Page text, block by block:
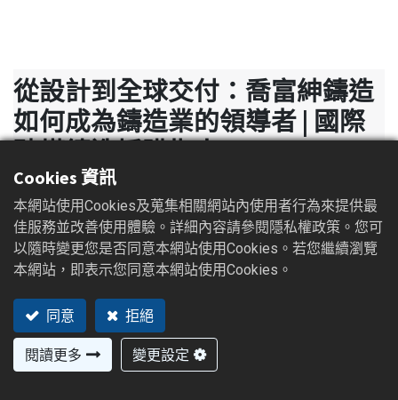
從設計到全球交付：喬富紳鑄造
如何成為鑄造業的領導者 | 國際
在全球製造業的宏大版圖中，尋找一個能夠提供卓越
品質、準時交付且具備成本效益的鑄造合作夥伴，是
所有成功企業的基石。特別是在對精度、強度和耐用
性有著嚴苛要求的產業，如汽車、工具機與機械五金
的心臟。
歡迎來到喬富紳鑄造(QFS Casting)，一家擁有超
Cookies 資訊
本網站使用Cookies及蒐集相關網站內使用者行為來提供最
佳服務並改善使用體驗。詳細內容請參閱隱私權政策。您可
以隨時變更您是否同意本網站使用Cookies。若您繼續瀏覽
本網站，即表示您同意本網站使用Cookies。
同意 拒絕
閱讀更多 變更設定